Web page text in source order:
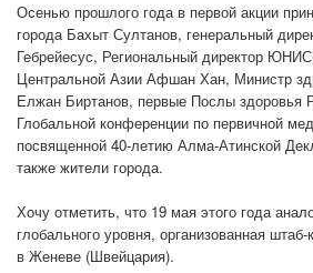
Осенью прошлого года в первой акции
города Бахыт Султанов, генеральный
Гебрейесус, Региональный директор
Центральной Азии Афшан Хан, Министр
Елжан Биртанов, первые Послы здоровья
Глобальной конференции по первичной
посвященной 40-летию Алма-Атинской
также жители города.
Хочу отметить, что 19 мая этого года
глобального уровня, организованная
в Женеве (Швейцария).